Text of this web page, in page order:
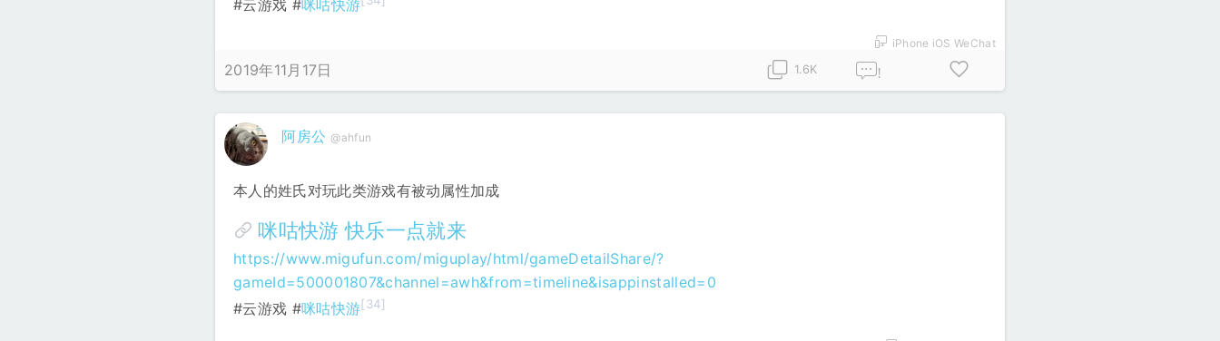
#云游戏 #咪咕快游
iPhone iOS WeChat
2019年11月17日 1.6K !
阿房公 @ahfun
本人的姓氏对玩此类游戏有被动属性加成
咪咕快游 快乐一点就来
https://www.migufun.com/miguplay/html/gameDetailShare/?
gameId=500001807&channel=awh&from=timeline&isappinstalled=0
#云游戏 #咪咕快游[34]